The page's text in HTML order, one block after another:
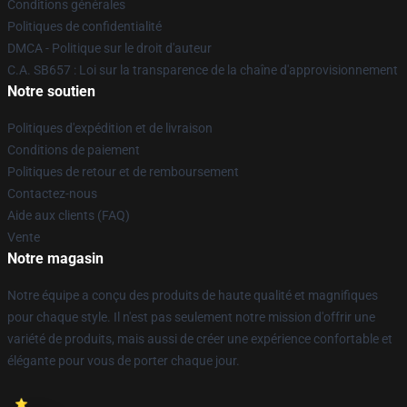
Conditions générales
Politiques de confidentialité
DMCA - Politique sur le droit d'auteur
C.A. SB657 : Loi sur la transparence de la chaîne d'approvisionnement
Notre soutien
Politiques d'expédition et de livraison
Conditions de paiement
Politiques de retour et de remboursement
Contactez-nous
Aide aux clients (FAQ)
Vente
Notre magasin
Notre équipe a conçu des produits de haute qualité et magnifiques
pour chaque style. Il n'est pas seulement notre mission d'offrir une
variété de produits, mais aussi de créer une expérience confortable et
élégante pour vous de porter chaque jour.